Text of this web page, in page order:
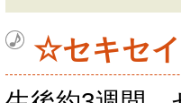
☆セキセ